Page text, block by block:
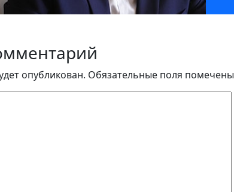
опубликован. Обязательные поля помечены